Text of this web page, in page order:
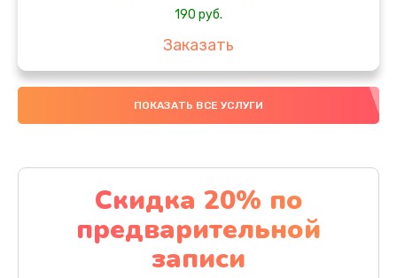
190 руб.
Заказать
Установка операционной системы
675 руб.
Ремонт экрана
1300 руб.
Заказать
ПОКАЗАТЬ ВСЕ УСЛУГИ
Скидка 20% по
предварительной
записи